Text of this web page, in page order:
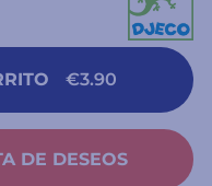
€3.90
DE DESEOS